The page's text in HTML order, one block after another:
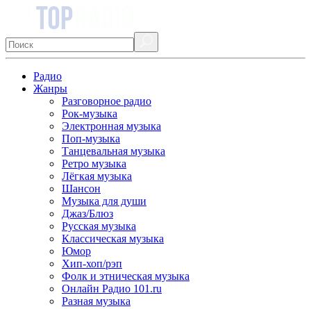
Радио
Жанры
Разговорное радио
Рок-музыка
Электронная музыка
Поп-музыка
Танцевальная музыка
Ретро музыка
Лёгкая музыка
Шансон
Музыка для души
Джаз/Блюз
Русская музыка
Классическая музыка
Юмор
Хип-хоп/рэп
Фолк и этническая музыка
Онлайн Радио 101.ru
Разная музыка